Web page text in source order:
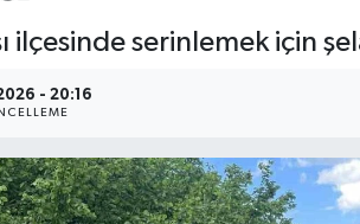
ilçesinde serinlemek için
- 20:16